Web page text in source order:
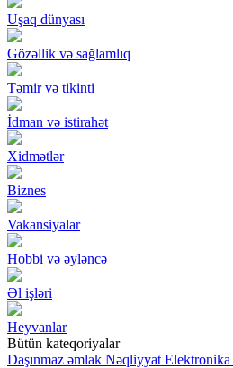
Uşaq dünyası
Gözəllik və sağlamlıq
Təmir və tikinti
İdman və istirahət
Xidmətlər
Biznes
Vakansiyalar
Hobbi və əyləncə
Əl işləri
Heyvanlar
Bütün kateqoriyalar
Daşınmaz əmlak Nəqliyyat Elektronika